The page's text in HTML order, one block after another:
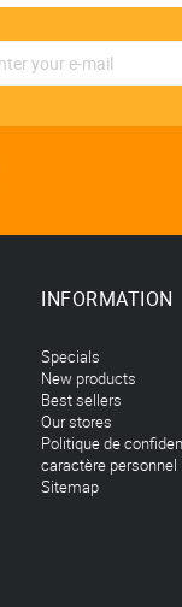
INFORMATION
Specials
New products
Best sellers
Our stores
Politique de
caractère personnel
Sitemap